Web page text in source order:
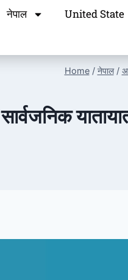
नेपाल United State
Home / नेपाल /
सार्वजनिक